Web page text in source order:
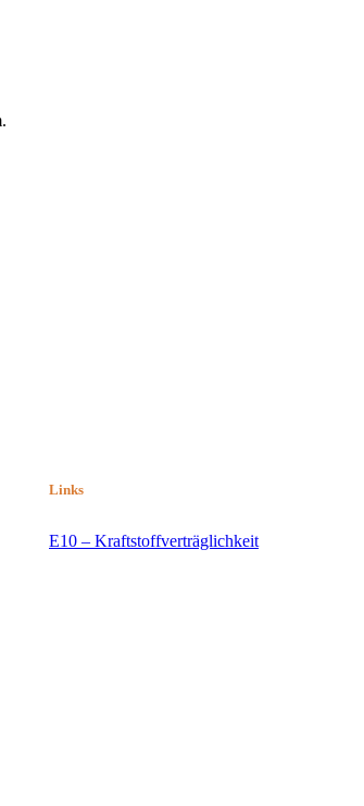
Links
E10 – Kraftstoffverträglichkeit